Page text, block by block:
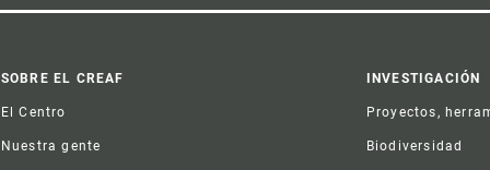
Footer
SOBRE EL CREAF
El Centro
Nuestra gente
INVESTIGACIÓN
Proyectos,
Biodiversidad